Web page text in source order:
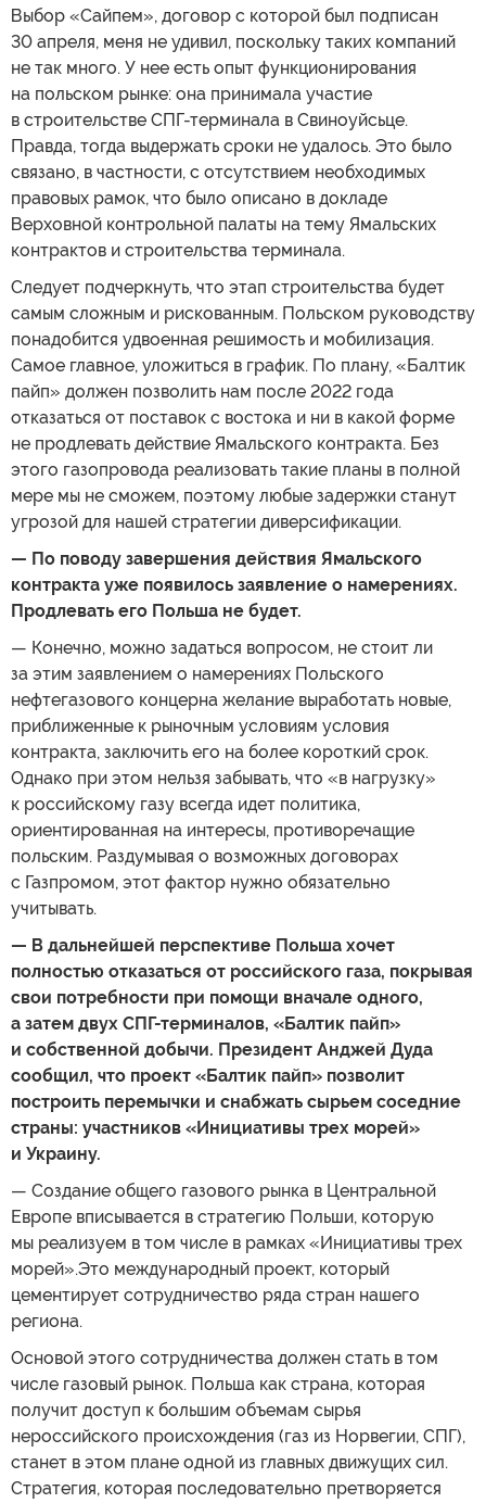
Выбор «Сайпем», договор с которой был подписан
30 апреля, меня не удивил, поскольку таких компаний
не так много. У нее есть опыт функционирования
на польском рынке: она принимала участие
в строительстве СПГ-терминала в Свиноуйсьце.
Правда, тогда выдержать сроки не удалось. Это было
связано, в частности, с отсутствием необходимых
правовых рамок, что было описано в докладе
Верховной контрольной палаты на тему Ямальских
контрактов и строительства терминала.
Следует подчеркнуть, что этап строительства будет
самым сложным и рискованным. Польском руководству
понадобится удвоенная решимость и мобилизация.
Самое главное, уложиться в график. По плану, «Балтик
пайп» должен позволить нам после 2022 года
отказаться от поставок с востока и ни в какой форме
не продлевать действие Ямальского контракта. Без
этого газопровода реализовать такие планы в полной
мере мы не сможем, поэтому любые задержки станут
угрозой для нашей стратегии диверсификации.
— По поводу завершения действия Ямальского
контракта уже появилось заявление о намерениях.
Продлевать его Польша не будет.
— Конечно, можно задаться вопросом, не стоит ли
за этим заявлением о намерениях Польского
нефтегазового концерна желание выработать новые,
приближенные к рыночным условиям условия
контракта, заключить его на более короткий срок.
Однако при этом нельзя забывать, что «в нагрузку»
к российскому газу всегда идет политика,
ориентированная на интересы, противоречащие
польским. Раздумывая о возможных договорах
с Газпромом, этот фактор нужно обязательно
учитывать.
— В дальнейшей перспективе Польша хочет
полностью отказаться от российского газа, покрывая
свои потребности при помощи вначале одного,
а затем двух СПГ-терминалов, «Балтик пайп»
и собственной добычи. Президент Анджей Дуда
сообщил, что проект «Балтик пайп» позволит
построить перемычки и снабжать сырьем соседние
страны: участников «Инициативы трех морей»
и Украину.
— Создание общего газового рынка в Центральной
Европе вписывается в стратегию Польши, которую
мы реализуем в том числе в рамках «Инициативы трех
морей».Это международный проект, который
цементирует сотрудничество ряда стран нашего
региона.
Основой этого сотрудничества должен стать в том
числе газовый рынок. Польша как страна, которая
получит доступ к большим объемам сырья
нероссийского происхождения (газ из Норвегии, СПГ),
станет в этом плане одной из главных движущих сил.
Стратегия, которая последовательно претворяется